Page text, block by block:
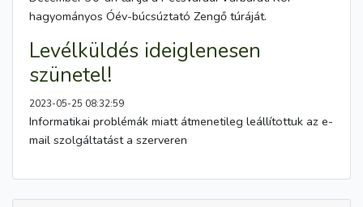
hagyományos Óév-búcsúztató Zengő túráját.
Levélküldés ideiglenesen
szünetel!
2023-05-25 08:32:59
Informatikai problémák miatt átmenetileg leállítottuk az e-
mail szolgáltatást a szerveren